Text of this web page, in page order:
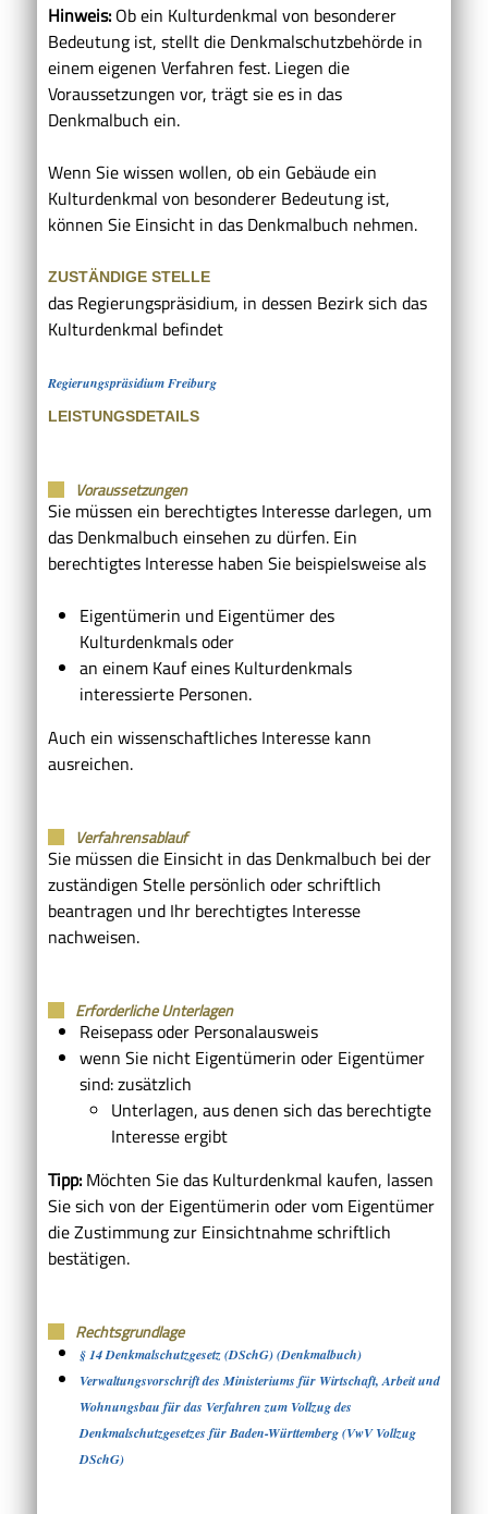
Hinweis: Ob ein Kulturdenkmal von besonderer
Bedeutung ist, stellt die Denkmalschutzbehörde in
einem eigenen Verfahren fest. Liegen die
Voraussetzungen vor, trägt sie es in das
Denkmalbuch ein.
Wenn Sie wissen wollen, ob ein Gebäude ein
Kulturdenkmal von besonderer Bedeutung ist,
können Sie Einsicht in das Denkmalbuch nehmen.
ZUSTÄNDIGE STELLE
das Regierungspräsidium, in dessen Bezirk sich das
Kulturdenkmal befindet
Regierungspräsidium Freiburg
LEISTUNGSDETAILS
Voraussetzungen
Sie müssen ein berechtigtes Interesse darlegen, um
das Denkmalbuch einsehen zu dürfen. Ein
berechtigtes Interesse haben Sie beispielsweiseals
Eigentümerin und Eigentümer des
Kulturdenkmals oder
an einem Kaufeines Kulturdenkmals
interessierte Personen.
Auch ein wissenschaftliches Interesse kann
ausreichen.
Verfahrensablauf
Sie müssen die Einsicht in das Denkmalbuch bei der
zuständigen Stelle persönlich oder schriftlich
beantragen und Ihr berechtigtes Interesse
nachweisen.
Erforderliche Unterlagen
Reisepass oder Personalausweis
wenn Sie nicht Eigentümerin oder Eigentümer
sind: zusätzlich
Unterlagen, aus denen sich das berechtigte
Interesse ergibt
Tipp: Möchten Sie das Kulturdenkmal kaufen, lassen
Sie sich von der Eigentümerin oder vom Eigentümer
die Zustimmung zur Einsichtnahme schriftlich
bestätigen.
Rechtsgrundlage
§ 14 Denkmalschutzgesetz (DSchG) (Denkmalbuch)
Verwaltungsvorschrift des Ministeriums für Wirtschaft, Arbeit und
Wohnungsbau für das Verfahren zum Vollzug des
Denkmalschutzgesetzes für Baden-Württemberg (VwV Vollzug
DSchG)